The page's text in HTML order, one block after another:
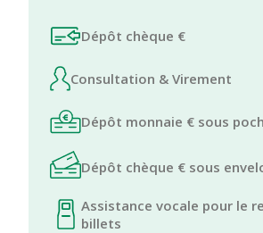
Dépôt chèque €
Consultation & Virement
Dépôt monnaie € sous
Dépôt chèque € sous
Assistance vocale pour le
billets